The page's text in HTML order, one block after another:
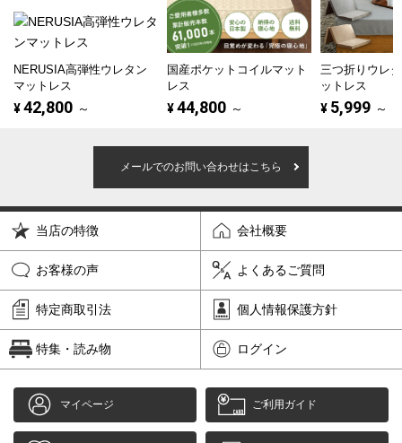
NERUSIA高弾性ウレタン
マットレス
¥42,800 ～
国産ポケットコイルマット
レス
¥44,800 ～
三つ折りウレ
ットレス
¥ 5,999 ～
メールでのお問い合わせはこちら
当店の特徴 会社概要
お客様の声 よくあるご質問
特定商取引法 個人情報保護方針
特集・読み物 ログイン
マイページ ご利用ガイド